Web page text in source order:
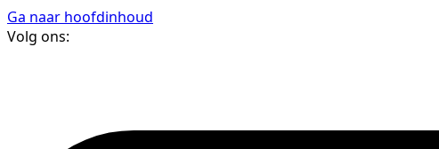
Ga naar hoofdinhoud
Volg ons: